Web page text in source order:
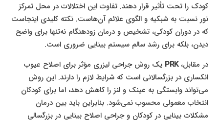
کودک را تحت تأثیر قرار دهند. تفاوت این اختلالات در محل تمرکز
نور نسبت به شبکیه و الگوی علائم آن‌هاست. نکته کلیدی اینجاست
که در دوران کودکی، تشخیص و درمان زودهنگام نه‌تنها برای واضح
دیدن، بلکه برای رشد سالم سیستم بینایی ضروری است.
در مقابل،PRK یک روش جراحی لیزری مؤثر برای اصلاح عیوب
انکساری در بزرگسالانی است که شرایط لازم را دارند. این روش
می‌تواند وابستگی به عینک و لنز را کاهش دهد، اما برای کودکان
انتخاب معمولی محسوب نمی‌شود. بنابراین باید بین درمان
مشکلات بینایی در کودکان و جراحی اصلاح بینایی در بزرگسالی